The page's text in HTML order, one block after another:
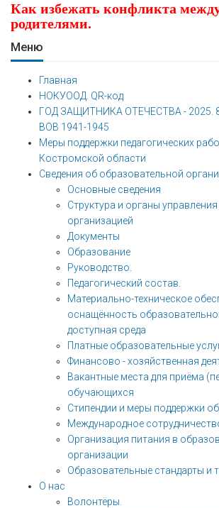
Как избежать конфликта
родителями.
Меню
Главная
НОКУООД. QR-код
ГОД ЗАЩИТНИКА ОТЕЧЕСТВА - 2025.
ВОВ 1941-1945
Меры поддержки педагогических
Костромской области
Сведения об образовательной
Основные сведения
Структура и органы
организацией
Документы
Образование
Руководство.
Педагогический состав.
Материально-техническое
оснащённость
доступная среда
Платные образовательные
Финансово - хозяйственная
Вакантные места для приёма
обучающихся
Стипендии и меры поддержки
Международное
Организация питания в
организации
Образовательные стандарты и
О нас
Волонтёры.